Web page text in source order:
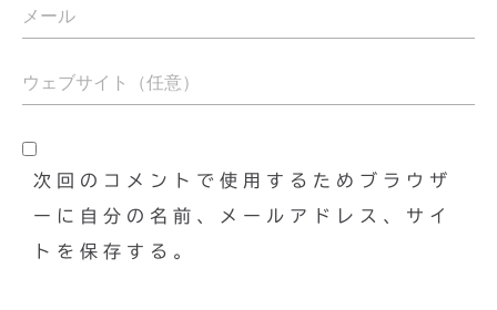
次回のコメントで使用するためブラウザ
ーに自分の名前、メールアドレス、サイ
トを保存する。